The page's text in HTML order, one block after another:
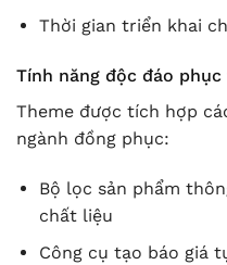
Thời gian triển khai
Tính năng độc đáo
Theme được tích hợp
ngành đồng phục:
Bộ lọc sản phẩm
chất liệu
Công cụ tạo báo giá